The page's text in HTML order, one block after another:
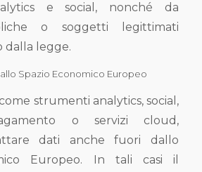
e social, nonché da
o soggetti legittimati
dalla legge.
Spazio Economico Europeo
strumenti analytics, social,
o servizi cloud,
dati anche fuori dallo
Europeo. In tali casi il